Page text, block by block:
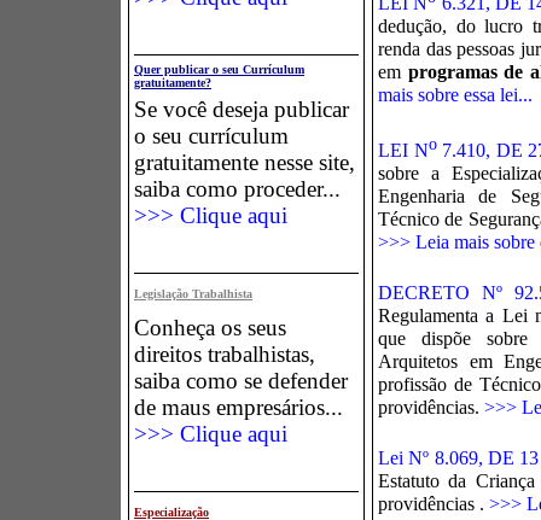
Quer publicar o seu Currículum
gratuitamente?
Se você deseja publicar
o seu currículum
gratuitamente nesse site,
saiba como proceder...
>>> Clique aqui
Legislação Trabalhista
Conheça os seus
direitos trabalhistas,
saiba como se defender
de maus empresários...
>>> Clique aqui
Especialização
dedução, do lucro
renda das pessoas
em programas de
mais sobre essa lei...
LEI No7.410, DE
sobre a
Engenharia de
Técnico de
>>> Leia mais sobre
DECRETO Nº
Regulamenta a Lei
que dispõe sobre
Arquitetos em
profissão de
providências. >>>
Lei Nº 8.069, DE
Estatuto da
providências . >>>